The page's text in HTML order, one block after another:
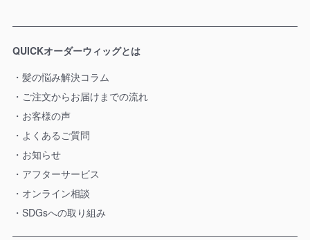
QUICKオーダーウィッグとは
髪の悩み解決コラム
ご注文からお届けまでの流れ
お客様の声
よくあるご質問
お知らせ
アフターサービス
オンライン相談
SDGsへの取り組み